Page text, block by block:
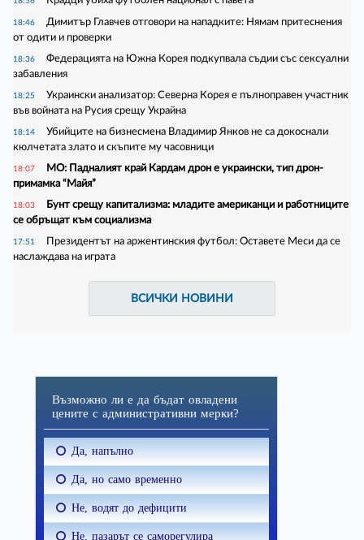
18:46
Димитър Главчев отговори на нападките: Нямам притеснения
от одити и проверки
18:36
Федерацията на Южна Корея подкупвала съдии със сексуални
забавления
18:25
Украински анализатор: Северна Корея е пълноправен участник
във войната на Русия срещу Украйна
18:14
Убийците на бизнесмена Владимир Янков не са докоснали
кюлчетата злато и скъпите му часовници
18:07
МО: Падналият край Кардам дрон е украински, тип дрон-
примамка “Майя”
18:03
Бунт срещу капитализма: младите американци и работниците
се обръщат към социализма
17:51
Президентът на аржентинския футбол: Оставете Меси да се
наслаждава на играта
ВСИЧКИ НОВИНИ